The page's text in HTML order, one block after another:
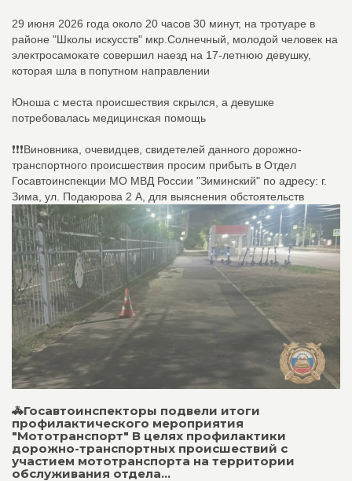
29 июня 2026 года около 20 часов 30 минут, на тротуаре в
районе "Школы искусств" мкр.Солнечный, молодой человек на
электросамокате совершил наезд на 17-летнюю девушку,
которая шла в попутном направлении
Юноша с места происшествия скрылся, а девушке
потребовалась медицинская помощь
❗❗❗Виновника, очевидцев, свидетелей данного дорожно-
транспортного происшествия просим прибыть в Отдел
Госавтоинспекции МО МВД России "Зиминский" по адресу: г.
Зима, ул. Подаюрова 2 А, для выяснения обстоятельств
🚓Госавтоинспекторы подвели итоги
профилактического мероприятия
"Мототранспорт" В целях профилактики
дорожно-транспортных происшествий с
участием мототранспорта на территории
обслуживания отдела...